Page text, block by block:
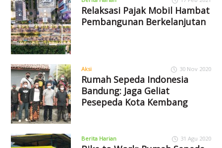
Relaksasi Pajak Mobil Hambat
Pembangunan Berkelanjutan
Aksi 30 Nov 2020
Rumah Sepeda Indonesia
Bandung: Jaga Geliat
Pesepeda Kota Kembang
Berita Harian 31 Agu 2020